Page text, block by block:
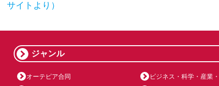
サイトより）
ジャンル
オーテピア合同
ビジネス・科学・産業